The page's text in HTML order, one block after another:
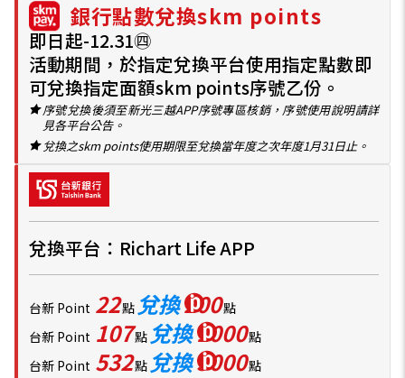
銀行點數兌換skm points
即日起-12.31㊃
活動期間，於指定兌換平台使用指定點數即
可兌換指定面額skm points序號乙份。
序號兌換後須至新光三越APP序號專區核銷，序號使用說明請詳
見各平台公告。
兌換之skm points使用期限至兌換當年度之次年度1月31日止。
兌換平台：Richart Life APP
台新 Point 22點 兌換200點
台新 Point 107點 兌換1000點
台新 Point 532點 兌換5000點